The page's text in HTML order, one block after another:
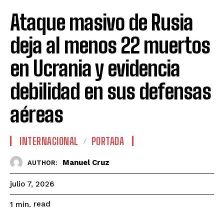
Ataque masivo de Rusia
deja al menos 22 muertos
en Ucrania y evidencia
debilidad en sus defensas
aéreas
INTERNACIONAL PORTADA
AUTHOR: Manuel Cruz
julio 7, 2026
1 min. read